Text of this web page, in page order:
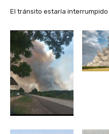
El tránsito estaría interrumpido